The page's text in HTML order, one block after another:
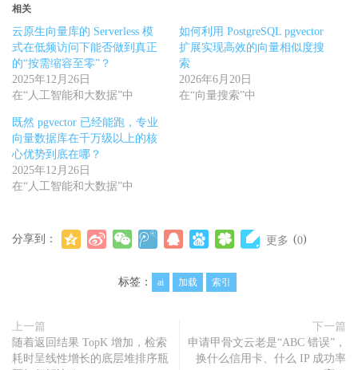
相关
云原生向量库的 Serverless 模
式在低频访问下能否做到真正
的“按需缩容至零”？
2025年12月26日
在“人工智能和大数据”中
如何利用 PostgreSQL pgvector
扩展实现高效的向量相似度搜
索
2026年6月20日
在“向量搜索”中
既然 pgvector 已经能跑，专业
向量数据库在千万级以上的核
心优势到底在哪？
2025年12月26日
在“人工智能和大数据”中
分享到： 更多 (0)
标签： ai 加载 索引
上一篇
随着返回结果 TopK 增加，检索
耗时呈线性增长的底层堆排序瓶
下一篇
申请甲骨文云老是“ABC 错误”，
换什么信用卡、什么 IP 成功率